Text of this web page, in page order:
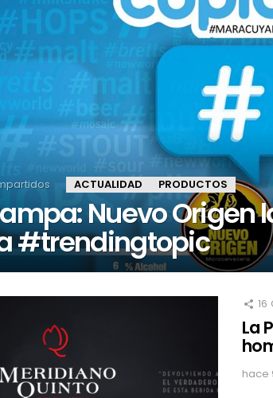
ACTUALIDAD PRODUCTOS
Nuevo Origen
#trendingtopic
16
La
hace